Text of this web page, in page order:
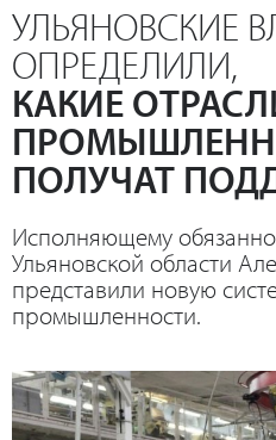
УЛЬЯНОВСКИЕ
ОПРЕДЕЛИЛИ,
КАКИЕ
ПОЛУЧАТ
Исполняющему
Ульяновской области
представили новую
промышленности.